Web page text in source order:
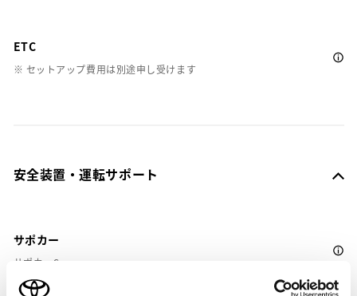
ETC
※ セットアップ費用は別途申し受けます
安全装置・運転サポート
サポカー
サポカーS